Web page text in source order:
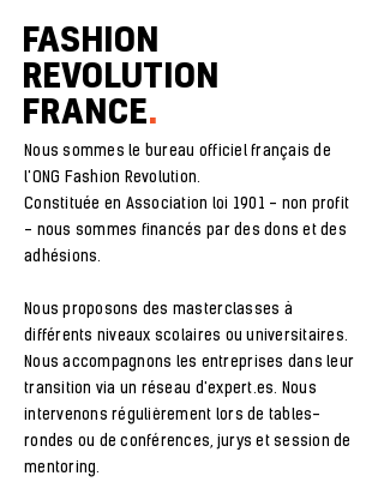
FASHION
REVOLUTION
FRANCE.
Nous sommes le bureau officiel français de
l'ONG Fashion Revolution.
Constituée en Association loi 1901 - non profit
- nous sommes financés par des dons et des
adhésions.
Nous proposons des masterclasses à
différents niveaux scolaires ouuniversitaires.
Nous accompagnons les entreprises dans leur
transition via un réseau d'expert.es. Nous
intervenons régulièrement lors de tables-
rondes ou de conférences, jurys et session de
mentoring.